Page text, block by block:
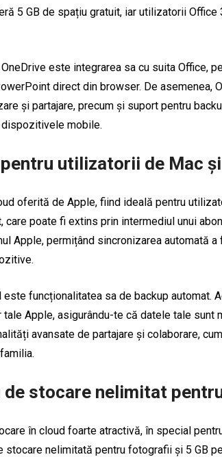
5 GB de spațiu gratuit, iar utilizatorii Office
este integrarea sa cu suita Office,
direct din browser. De asemenea,
și partajare, precum și suport pentru
mobile.
utilizatorii de Mac
oferită de Apple, fiind ideală pentru
poate fi extins prin intermediul unui
Apple, permițând sincronizarea automată a
funcționalitatea sa de backup automat.
Apple, asigurându-te că datele tale sunt
avansate de partajare și colaborare,
de stocare nelimitat
în cloud foarte atractivă, în special
stocare nelimitată pentru fotografii și 5 GB